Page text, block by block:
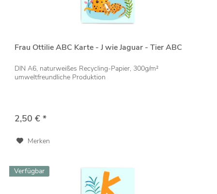
Frau Ottilie ABC Karte - J wie Jaguar - Tier ABC
DIN A6, naturweißes Recycling-Papier, 300g/m²
umweltfreundliche Produktion
2,50 € *
Merken
Verfügbar